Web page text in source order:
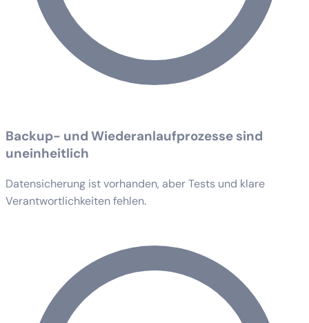
Backup- und Wiederanlaufprozesse sind
uneinheitlich
Datensicherung ist vorhanden, aber Tests und klare
Verantwortlichkeiten fehlen.